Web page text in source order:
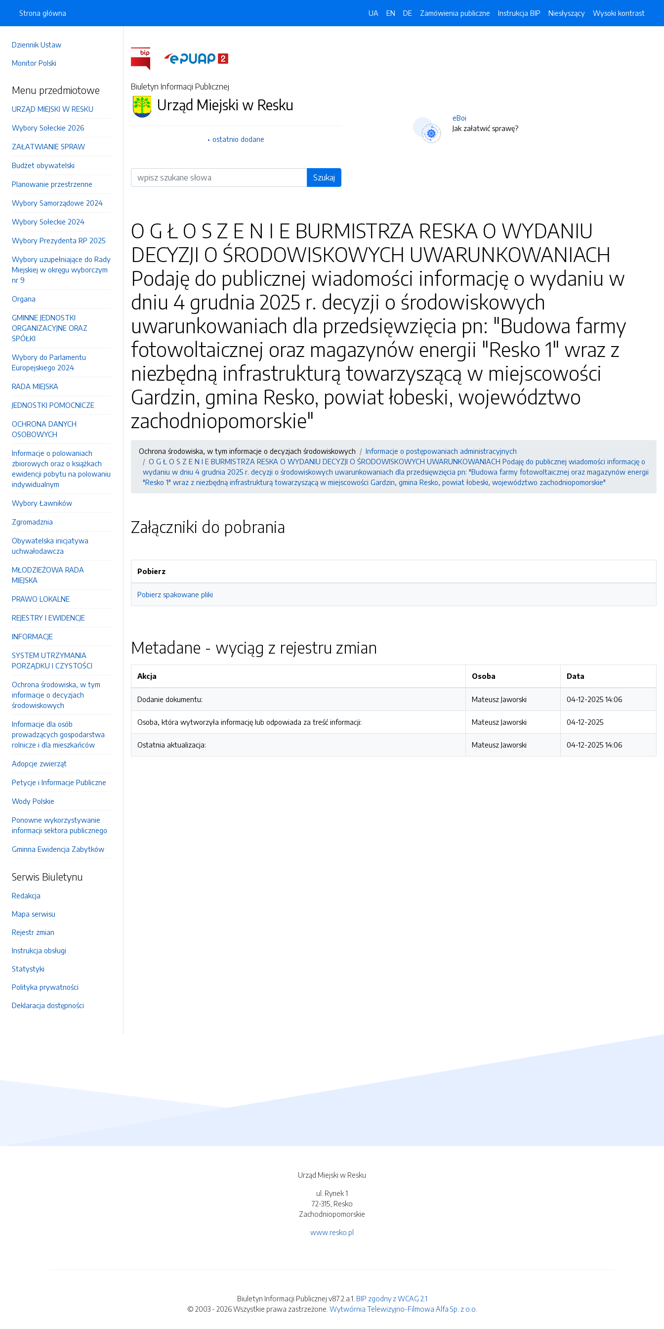
Dziennik Ustaw
Monitor Polski
Menu przedmiotowe
URZĄD MIEJSKI W RESKU
Wybory Sołeckie 2026
ZAŁATWIANIE SPRAW
Budżet obywatelski
Planowanie przestrzenne
Wybory Samorządowe 2024
Wybory Sołeckie 2024
Wybory Prezydenta RP 2025
Wybory uzupełniające do Rady
Miejskiej w okręgu wyborczym
nr 9
Organa
GMINNE JEDNOSTKI
ORGANIZACYJNE ORAZ
SPÓŁKI
Wybory do Parlamentu
Europejskiego 2024
RADA MIEJSKA
JEDNOSTKI POMOCNICZE
OCHRONA DANYCH
OSOBOWYCH
Informacje o polowaniach
zbiorowych oraz o książkach
ewidencji pobytu na polowaniu
indywidualnym
Wybory Ławników
Zgromadznia
Obywatelska inicjatywa
uchwałodawcza
MŁODZIEŻOWA RADA
MIEJSKA
PRAWO LOKALNE
REJESTRY I EWIDENCJE
INFORMACJE
SYSTEM UTRZYMANIA
PORZĄDKU I CZYSTOŚCI
Ochrona środowiska, w tym
informacje o decyzjach
środowiskowych
Informacje dla osób
prowadzących gospodarstwa
rolnicze i dla mieszkańców
Adopcje zwierząt
Petycje i Informacje Publiczne
Wody Polskie
Ponowne wykorzystywanie
informacji sektora publicznego
Gminna Ewidencja Zabytków
Serwis Biuletynu
Redakcja
Mapa serwisu
Rejestr zmian
Instrukcja obsługi
Statystyki
Polityka prywatności
Deklaracja dostępności
Strona główna UA EN DE Zamówienia publiczne Instrukcja BIP Niesłyszący Wysoki kontrast
Biuletyn Informacji Publicznej
Urząd Miejski w Resku
ostatnio dodane
Wyszukiwarka Szukaj
eBoi
Jak załatwić sprawę?
O G Ł O S Z E N I E BURMISTRZA RESKA O WYDANIU
DECYZJI O ŚRODOWISKOWYCH UWARUNKOWANIACH
Podaję do publicznej wiadomości informację o wydaniu w
dniu 4 grudnia 2025 r. decyzji o środowiskowych
uwarunkowaniach dla przedsięwzięcia pn: "Budowa farmy
fotowoltaicznej oraz magazynów energii "Resko 1" wraz z
niezbędną infrastrukturą towarzyszącą w miejscowości
Gardzin, gmina Resko, powiat łobeski, województwo
zachodniopomorskie"
Ochrona środowiska, w tym informacje o decyzjach środowiskowych
Informacje o postępowaniach administracyjnych
O G Ł O S Z E N I E BURMISTRZA RESKA O WYDANIU DECYZJI O ŚRODOWISKOWYCH UWARUNKOWANIACH Podaję do publicznej wiadomości informację o
wydaniu w dniu 4 grudnia 2025 r. decyzji o środowiskowych uwarunkowaniach dla przedsięwzięcia pn: "Budowa farmy fotowoltaicznej oraz magazynów energii
"Resko 1" wraz z niezbędną infrastrukturą towarzyszącą w miejscowości Gardzin, gmina Resko, powiat łobeski, województwo zachodniopomorskie"
Załączniki do pobrania
Pobierz
Pobierz spakowane pliki
Metadane - wyciąg z rejestru zmian
Akcja Osoba Data
Dodanie dokumentu: Mateusz Jaworski 04-12-2025 14:06
Osoba, która wytworzyła informację lub odpowiada za treść informacji: Mateusz Jaworski 04-12-2025
Ostatnia aktualizacja: Mateusz Jaworski 04-12-2025 14:06
Urząd Miejski w Resku
ul. Rynek 1
72-315, Resko
Zachodniopomorskie
www.resko.pl
Biuletyn Informacji Publicznej v87.2.a.1. BIP zgodny z WCAG 2.1
© 2003 - 2026 Wszystkie prawa zastrzeżone. Wytwórnia Telewizyjno-Filmowa Alfa Sp. z o.o.